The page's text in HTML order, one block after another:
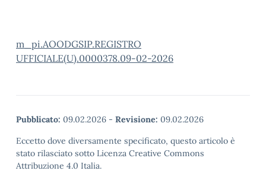
m_pi.AOODGSIP.REGISTRO
UFFICIALE(U).0000378.09-02-2026
Pubblicato: 09.02.2026 - Revisione: 09.02.2026
Eccetto dove diversamente specificato, questo articolo è
stato rilasciato sotto Licenza Creative Commons
Attribuzione 4.0 Italia.